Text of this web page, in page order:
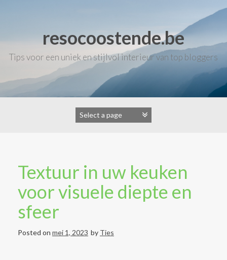
resocoostende.be
Tips voor een uniek en stijlvol interieur van top bloggers
Textuur in uw keuken
voor visuele diepte en
sfeer
Posted on mei 1, 2023 by Ties